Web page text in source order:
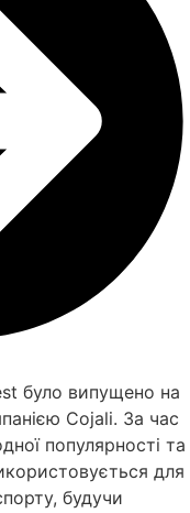
було випущено на
Cojali. За час
популярності та
для
будучи